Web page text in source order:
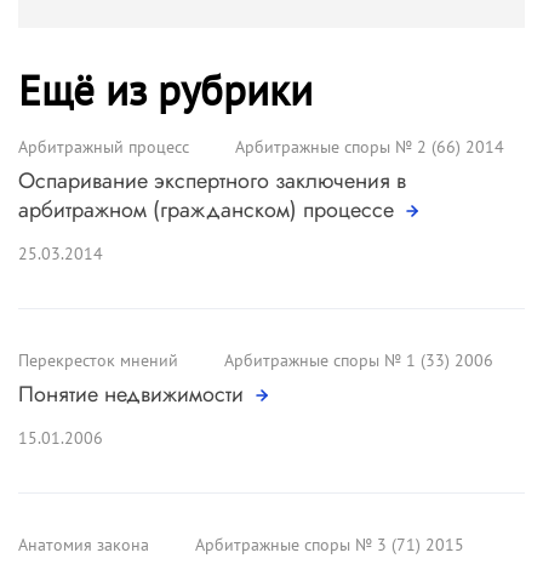
Ещё из рубрики
Арбитражный процесс Арбитражные споры № 2 (66) 2014
Оспаривание экспертного заключения в
арбитражном (гражданском) процессе
25.03.2014
Перекресток мнений Арбитражные споры № 1 (33) 2006
Понятие недвижимости
15.01.2006
Анатомия закона Арбитражные споры № 3 (71) 2015